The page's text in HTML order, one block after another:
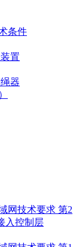
条件
置
器
网技术要求 第2
入控制层